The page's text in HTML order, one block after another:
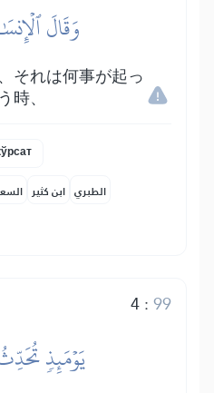
وَقَالَ
それは何事が起っ
時、
ابن كثير الطبري
4:99
يَوۡمَئِذٖ